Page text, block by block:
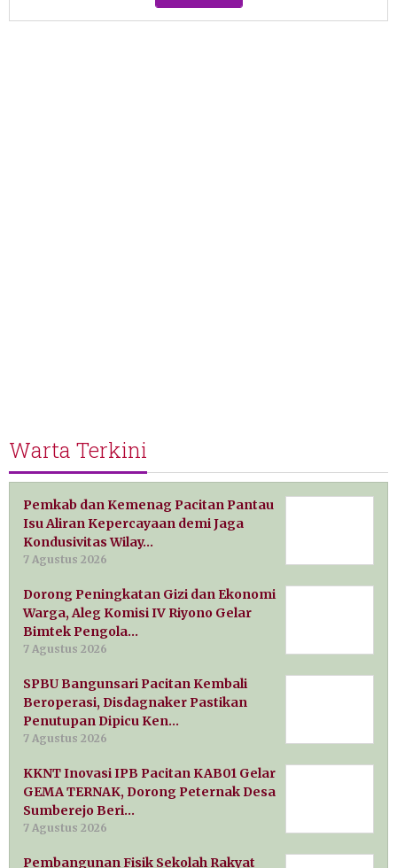
Warta Terkini
Pemkab dan Kemenag Pacitan Pantau
Isu Aliran Kepercayaan demi Jaga
Kondusivitas Wilay…
7 Agustus 2026
Dorong Peningkatan Gizi dan Ekonomi
Warga, Aleg Komisi IV Riyono Gelar
Bimtek Pengola…
7 Agustus 2026
SPBU Bangunsari Pacitan Kembali
Beroperasi, Disdagnaker Pastikan
Penutupan Dipicu Ken…
7 Agustus 2026
KKNT Inovasi IPB Pacitan KAB01 Gelar
GEMA TERNAK, Dorong Peternak Desa
Sumberejo Beri…
7 Agustus 2026
Pembangunan Fisik Sekolah Rakyat